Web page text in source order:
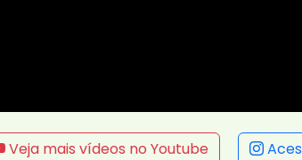
Veja mais vídeos no Youtube